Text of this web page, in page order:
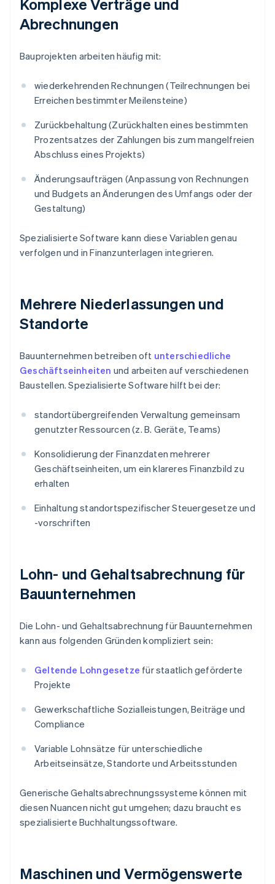
Komplexe Verträge und
Abrechnungen
Bauprojekten arbeiten häufig mit:
wiederkehrenden Rechnungen (Teilrechnungen bei
Erreichen bestimmter Meilensteine)
Zurückbehaltung (Zurückhalten eines bestimmten
Prozentsatzes der Zahlungen bis zum mangelfreien
Abschluss eines Projekts)
Änderungsaufträgen (Anpassung von Rechnungen
und Budgets an Änderungen des Umfangs oder der
Gestaltung)
Spezialisierte Software kann diese Variablen genau
verfolgen und in Finanzunterlagen integrieren.
Mehrere Niederlassungen und
Standorte
Bauunternehmen betreiben oft unterschiedliche
Geschäftseinheiten und arbeiten auf verschiedenen
Baustellen. Spezialisierte Software hilft bei der:
standortübergreifenden Verwaltung gemeinsam
genutzter Ressourcen (z. B. Geräte, Teams)
Konsolidierung der Finanzdaten mehrerer
Geschäftseinheiten, um ein klareres Finanzbild zu
erhalten
Einhaltung standortspezifischer Steuergesetze und
-vorschriften
Lohn- und Gehaltsabrechnung für
Bauunternehmen
Die Lohn- und Gehaltsabrechnung für Bauunternehmen
kann aus folgenden Gründen kompliziert sein:
Geltende Lohngesetze für staatlich geförderte
Projekte
Gewerkschaftliche Sozialleistungen, Beiträge und
Compliance
Variable Lohnsätze für unterschiedliche
Arbeitseinsätze, Standorte und Arbeitsstunden
Generische Gehaltsabrechnungssysteme können mit
diesen Nuancen nicht gut umgehen; dazu braucht es
spezialisierte Buchhaltungssoftware.
Maschinen und Vermögenswerte